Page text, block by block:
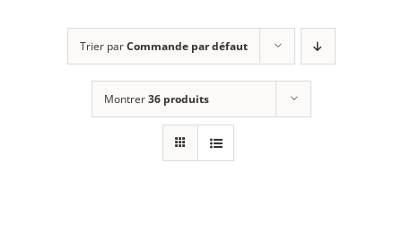
Trier parCommande par défaut
Montrer36 produits